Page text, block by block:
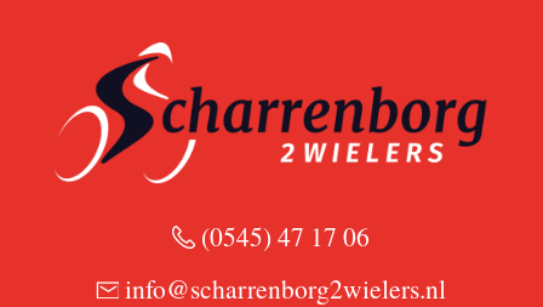
(0545) 47 17 06
info@scharrenborg2wielers.nl